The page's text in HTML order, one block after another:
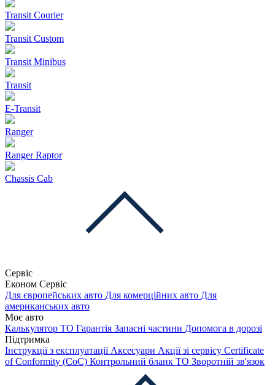
Transit Courier
Transit Custom
Transit Minibus
Transit
E-Transit
Ranger
Ranger Raptor
Chassis Cab
Сервіс
Економ Сервіс
Для європейських авто Для комерційних авто Для
американських авто
Моє авто
Калькулятор ТО Гарантія Запасні частини Допомога в дорозі
Підтримка
Інструкції з експлуатації Аксесуари Акції зі сервісу Certificate
of Conformity (CoC) Контрольний бланк ТО Зворотній зв'язок